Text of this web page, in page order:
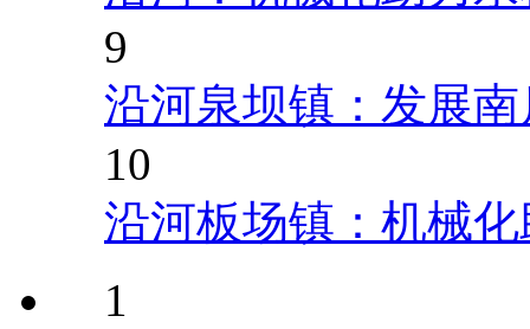
9
沿河泉坝镇：发展
10
沿河板场镇：机械
1